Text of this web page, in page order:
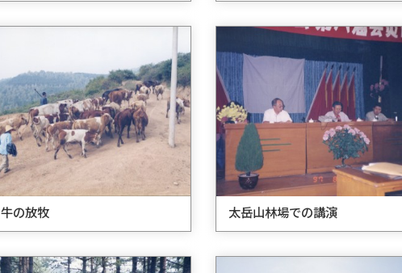
牛の放牧 太岳山林場での講演